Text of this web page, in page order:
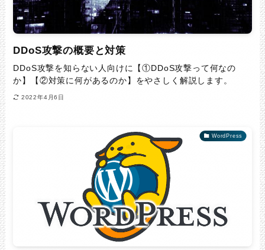
DDoS攻撃の概要と対策
DDoS攻撃を知らない人向けに【①DDoS攻撃って何なの
か】【②対策に何があるのか】をやさしく解説します。
2022年4月6日
WordPress